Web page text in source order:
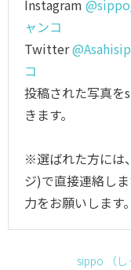
Instagram
ャンコ
Twitter
コ
投稿された写真を
きます。
※選ばれた方には
ジ)で直接連絡し
力をお願いします。
sippo （し